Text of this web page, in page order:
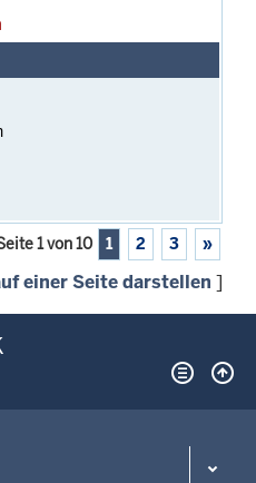
1 von 10 1 2 3 »
einer Seite darstellen ]